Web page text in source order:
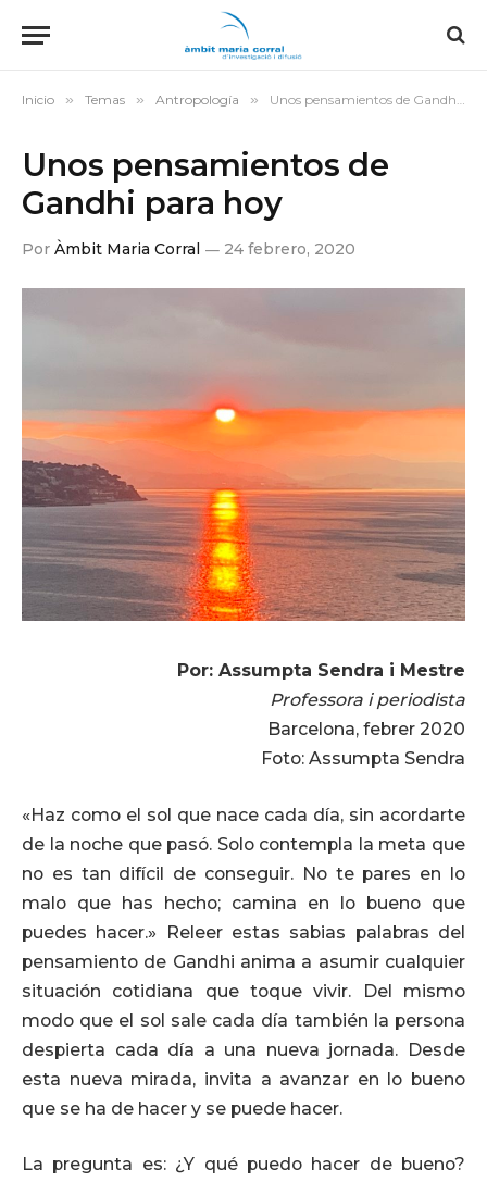
Inicio » Temas » Antropología » Unos pensamientos de Gandhi para hoy
Unos pensamientos de
Gandhi para hoy
Por Àmbit Maria Corral 24 febrero, 2020
Por: Assumpta Sendra i Mestre
Professora i periodista
Barcelona, febrer 2020
Foto: Assumpta Sendra
«Haz como el sol que nace cada día, sin acordarte
de la noche que pasó. Solo contempla la meta que
no es tan difícil de conseguir. No te pares en lo
malo que has hecho; camina en lo bueno que
puedes hacer.» Releer estas sabias palabras del
pensamiento de Gandhi anima a asumir cualquier
situación cotidiana que toque vivir. Del mismo
modo que el sol sale cada día también la persona
despierta cada día a una nueva jornada. Desde
esta nueva mirada, invita a avanzar en lo bueno
que se ha de hacer y se puede hacer.
La pregunta es: ¿Y qué puedo hacer de bueno?